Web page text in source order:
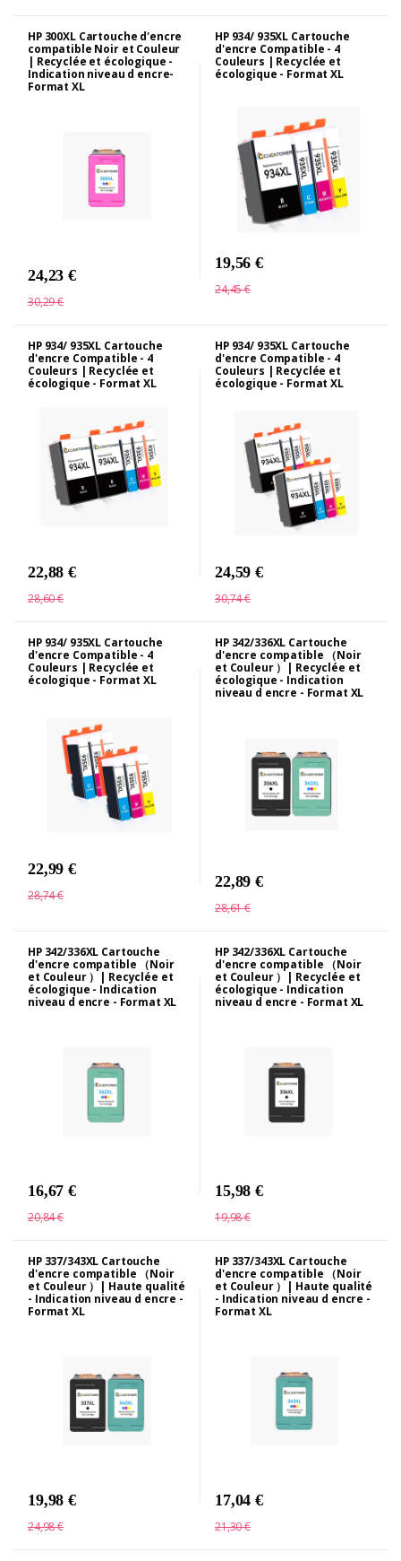
HP 300XL Cartouche d'encre
compatible Noir et Couleur
| Recyclée et écologique -
Indication niveau d encre-
Format XL
24,23 €
30,29 €
HP 934/ 935XL Cartouche
d'encre Compatible - 4
Couleurs | Recyclée et
écologique - Format XL
19,56 €
24,45 €
HP 934/ 935XL Cartouche
d'encre Compatible - 4
Couleurs | Recyclée et
écologique - Format XL
22,88 €
28,60 €
HP 934/ 935XL Cartouche
d'encre Compatible - 4
Couleurs | Recyclée et
écologique - Format XL
24,59 €
30,74 €
HP 934/ 935XL Cartouche
d'encre Compatible - 4
Couleurs | Recyclée et
écologique - Format XL
22,99 €
28,74 €
HP 342/336XL Cartouche
d'encre compatible （Noir
et Couleur ）| Recyclée et
écologique - Indication
niveau d encre - Format XL
22,89 €
28,61 €
HP 342/336XL Cartouche
d'encre compatible （Noir
et Couleur ）| Recyclée et
écologique - Indication
niveau d encre - Format XL
16,67 €
20,84 €
HP 342/336XL Cartouche
d'encre compatible （Noir
et Couleur ）| Recyclée et
écologique - Indication
niveau d encre - Format XL
15,98 €
19,98 €
HP 337/343XL Cartouche
d'encre compatible （Noir
et Couleur ）| Haute qualité
- Indication niveau d encre -
Format XL
19,98 €
24,98 €
HP 337/343XL Cartouche
d'encre compatible （Noir
et Couleur ）| Haute qualité
- Indication niveau d encre -
Format XL
17,04 €
21,30 €